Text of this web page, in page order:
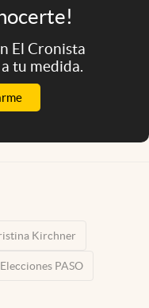
El Cronista
tu medida.
Kirchner
Elecciones PASO